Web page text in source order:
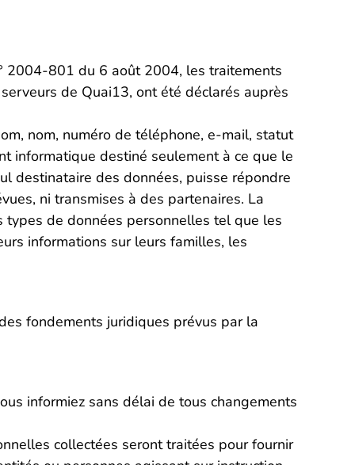
2004-801 du 6 août 2004, les traitements
de Quai13, ont été déclarés auprès
nom, numéro de téléphone, e-mail, statut
informatique destiné seulement à ce que le
destinataire des données, puisse répondre
ni transmises à des partenaires. La
de données personnelles tel que les
informations sur leurs familles, les
fondements juridiques prévus par la
informiez sans délai de tous changements
collectées seront traitées pour fournir